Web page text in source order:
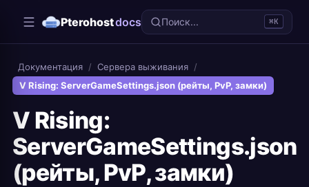
Pterohostdocs Поиск... ⌘K
Документация / Сервера выживания /
V Rising: ServerGameSettings.json (рейты, PvP, замки)
V Rising:
ServerGameSettings.json
(рейты, PvP, замки)